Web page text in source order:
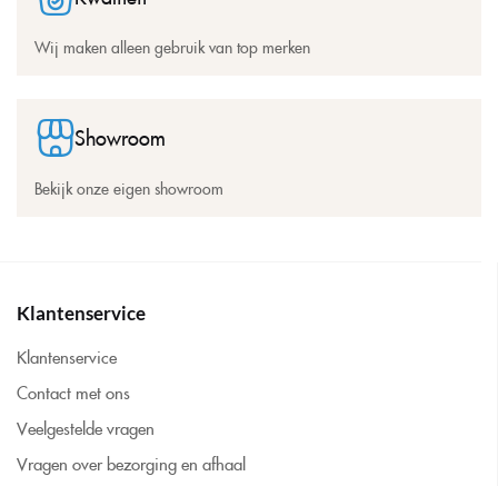
Wij maken alleen gebruik van top merken
Showroom
Bekijk onze eigen showroom
Klantenservice
Klantenservice
Contact met ons
Veelgestelde vragen
Vragen over bezorging en afhaal